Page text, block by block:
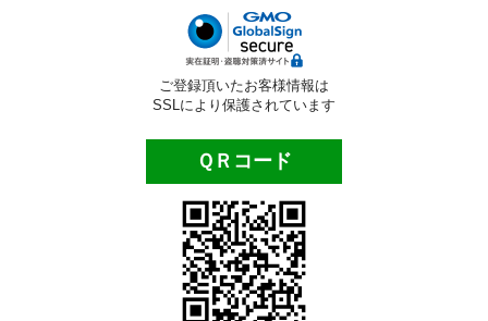
目的別床洗浄剤
ポリッシャー・パッド
ご登録頂いたお客様情報は
SSLにより保護されています
ＱＲコード